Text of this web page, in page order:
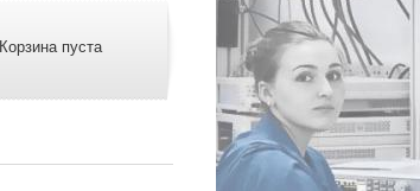
Корзина пуста